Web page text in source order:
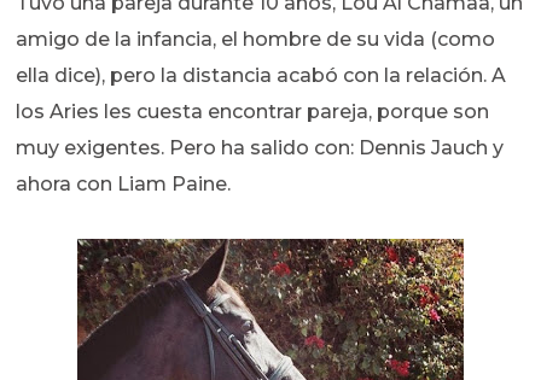
amigo de la infancia, el hombre de su vida (como
ella dice), pero la distancia acabó con la relación. A
los Aries les cuesta encontrar pareja, porque son
muy exigentes. Pero ha salido con: Dennis Jauch y
ahora con Liam Paine.